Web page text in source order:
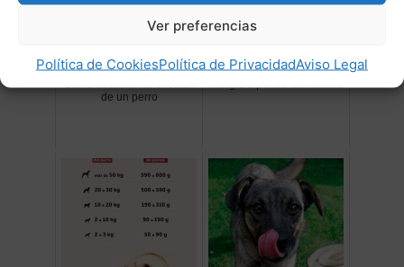
Ver preferencias
Política de CookiesPolítica de PrivacidadAviso Legal
de un perro